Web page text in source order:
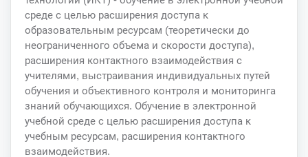
среде с целью расширения доступа к
образовательным ресурсам (теоретически до
неограниченного объема и скорости доступа),
расширения контактного взаимодействия с
учителями, выстраивания индивидуальных путей
обучения и объективного контроля и мониторинга
знаний обучающихся. Обучение в электронной
учебной среде с целью расширения доступа к
учебным ресурсам, расширения контактного
взаимодействия.